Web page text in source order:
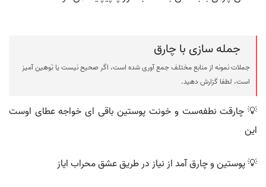
جمله سازی با چارق
جملات نمونه از منابع مختلف جمع آوری شده است، اگر صحیح نیست یا توهین آمیز
است، لطفا گزارش دهید.
💡 چارقت نطفه‌ست و خونت پوستین باقی ای خواجه عطای اوست
این
💡 پوستین و چارق آمد از نیاز در طریق عشق محراب ایاز